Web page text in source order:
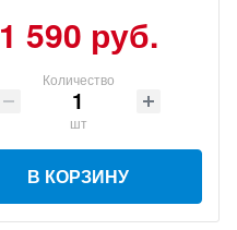
1 590 руб.
Количество
шт
В КОРЗИНУ